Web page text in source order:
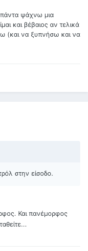
ψάχνω μια
και βέβαιος αν τελικά
(και να ξυπνήσω και να
στην είσοδο.
Και πανέμορφος